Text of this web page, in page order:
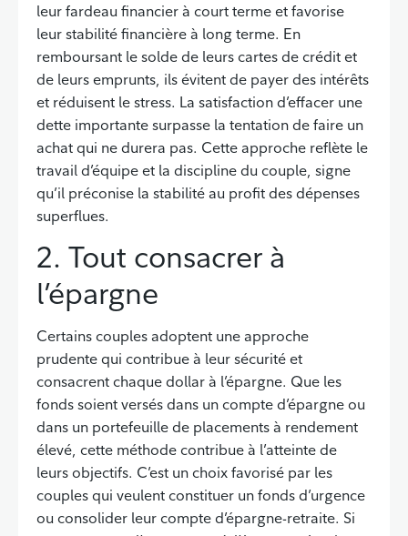
leur fardeau financier à court terme et favorise
leur stabilité financière à long terme. En
remboursant le solde de leurs cartes de crédit et
de leurs emprunts, ils évitent de payer des intérêts
et réduisent le stress. La satisfaction d’effacer une
dette importante surpasse la tentation de faire un
achat qui ne durera pas. Cette approche reflète le
travail d’équipe et la discipline du couple, signe
qu’il préconise la stabilité au profit des dépenses
superflues.
2. Tout consacrer à
l’épargne
Certains couples adoptent une approche
prudente qui contribue à leur sécurité et
consacrent chaque dollar à l’épargne. Que les
fonds soient versés dans un compte d’épargne ou
dans un portefeuille de placements à rendement
élevé, cette méthode contribue à l’atteinte de
leurs objectifs. C’est un choix favorisé par les
couples qui veulent constituer un fonds d’urgence
ou consolider leur compte d’épargne-retraite. Si